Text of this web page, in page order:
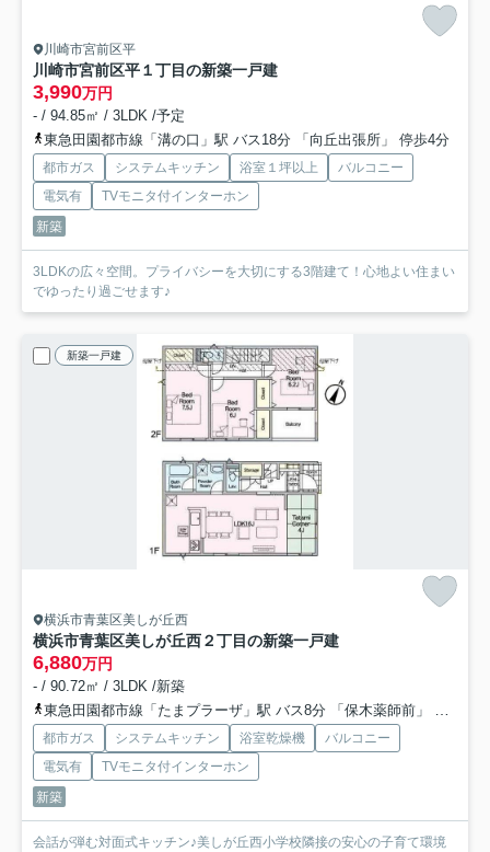
川崎市宮前区平
川崎市宮前区平１丁目の新築一戸建
3,990万円
- / 94.85㎡ / 3LDK /予定
東急田園都市線「溝の口」駅 バス18分 「向丘出張所」 停歩4分
都市ガス システムキッチン 浴室１坪以上
バルコニー
電気有
TVモニタ付インターホン
新築
3LDKの広々空間。プライバシーを大切にする3階建て！心地よい住まい
でゆったり過ごせます♪
新築一戸建
横浜市青葉区美しが丘西
横浜市青葉区美しが丘西２丁目の新築一戸建
6,880万円
- / 90.72㎡ / 3LDK /新築
東急田園都市線「たまプラーザ」駅 バス8分 「保木薬師前」 停歩2分
都市ガス システムキッチン 浴室乾燥機
バルコニー
電気有
TVモニタ付インターホン
新築
会話が弾む対面式キッチン♪美しが丘西小学校隣接の安心の子育て環境